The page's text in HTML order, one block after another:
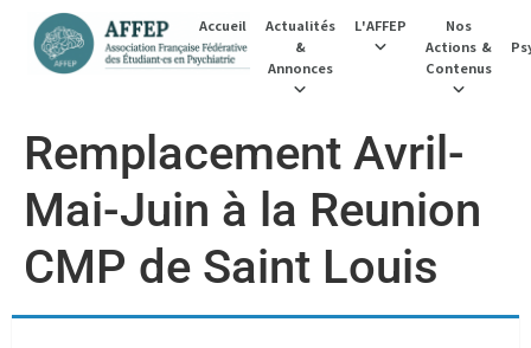
Accueil
Actualités
&
Annonces
L'AFFEP
Nos
Actions &
Contenus
Remplacement Avril-
Mai-Juin à la Reunion
CMP de Saint Louis